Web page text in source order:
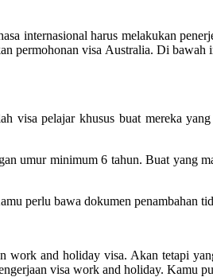
internasional harus melakukan
permohonan visa Australia. Di
visa pelajar khusus buat mereka
umur minimum 6 tahun. Buat yang
perlu bawa dokumen penambahan
work and holiday visa. Akan tetapi
visa work and holiday. Kamu